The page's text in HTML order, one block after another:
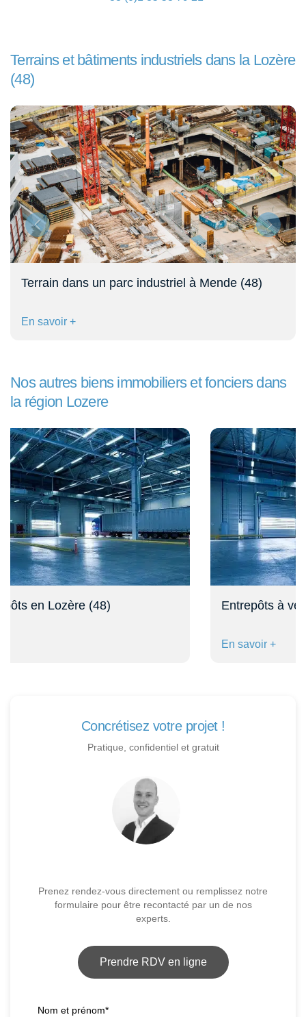
Terrains et bâtiments industriels dans la Lozère
(48)
Terrain dans un parc industriel à Mende (48)
En savoir +
Nos autres biens immobiliers et fonciers dans
la région Lozere
Entrepôts à vendre en Lozère (48)
Concrétisez votre projet !
Pratique, confidentiel et gratuit
Prenez rendez-vous directement ou remplissez notre
formulaire pour être recontacté par un de nos
experts.
Prendre RDV en ligne
Nom et prénom*